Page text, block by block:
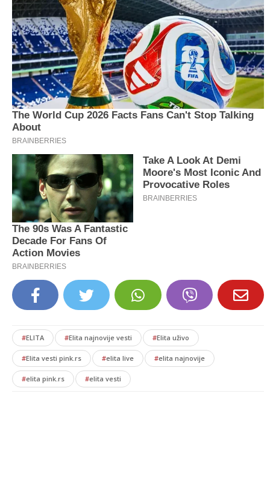
#ELITA #Elita najnovije vesti #Elita uživo
#Elita vesti pink.rs #elita live #elita najnovije
#elita pink.rs #elita vesti